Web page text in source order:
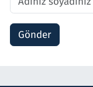
Gönder